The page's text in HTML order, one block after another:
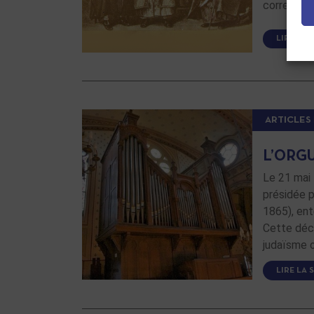
LIRE LA
ARTICLES
Le 21
présidée
1865),
Cette
judaïsme
LIRE LA